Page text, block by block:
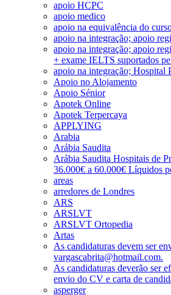
apoio HCPC
apoio medico
apoio na equivalência do
apoio na integração; apoio
apoio na integração; apoio
+ exame IELTS suportados
apoio na integração; Hospital
Apoio no Alojamento
Apoio Sénior
Apotek Online
Apotek Terpercaya
APPLYING
Arabia
Arábia Saudita
Arábia Saudita Hospitais de
36.000€ a 60.000€ Líquidos
areas
arredores de Londres
ARS
ARSLVT
ARSLVT Ortopedia
Artas
As candidaturas devem ser
vargascabrita@hotmail.com.
As candidaturas deverão ser
envio do CV e carta de
asperger